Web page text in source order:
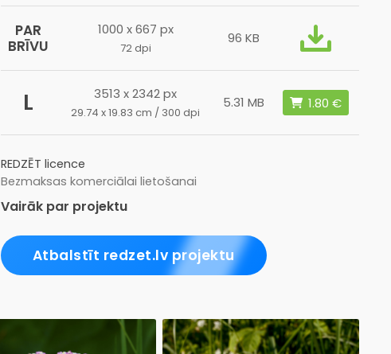
PAR
BRĪVU
1000 x 667 px
72 dpi
96 KB
L 3513 x 2342 px
29.74 x 19.83 cm / 300 dpi
5.31 MB
REDZĒT licence
Bezmaksas komerciālai lietošanai
Vairāk par projektu
Atbalstīt redzet.lv projektu